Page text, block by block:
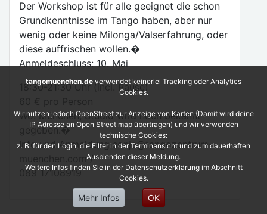
Der Workshop ist für alle geeignet die schon
Grundkenntnisse im Tango haben, aber nur
wenig oder keine Milonga/Valserfahrung, oder
diese auffrischen wollen.�
Anmeldeschluss: 10. Mai
18:30-21:30 Uhr (incl. Pause)
Wo: München, Studio wird noch bekannt
gegeben.�
Info und Anmeldung sonja@tangozentrum-
muenchen.com /
089 17108919
tangomuenchen.de verwendet keinerlei Tracking oder Analytics
Cookies.
Wir nutzen jedoch OpenStreet zur Anzeige von Karten (Damit wird deine
IP Adresse an Open Street map übertragen) und wir verwenden
technische Cookies:
z. B. für den Login, die Filter in der Terminansicht und zum dauerhaften
Ausblenden dieser Meldung.
Weitere Infos finden Sie in der Datenschutzerklärung im Abschnitt
Cookies.
Mehr Infos OK